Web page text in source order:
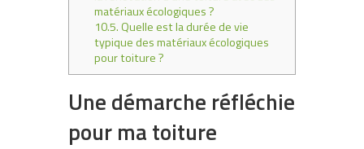
matériaux écologiques ?
10.5.Quelle est la durée de vie
typique des matériaux écologiques
pour toiture ?
Une démarche réfléchie
pour ma toiture